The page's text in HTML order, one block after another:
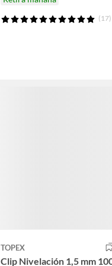
(17)
TOPEX
Clip Nivelación 1,5 mm